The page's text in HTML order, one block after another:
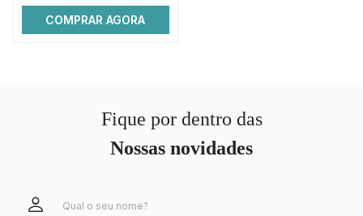
COMPRAR AGORA
Fique por dentro das
Nossas novidades